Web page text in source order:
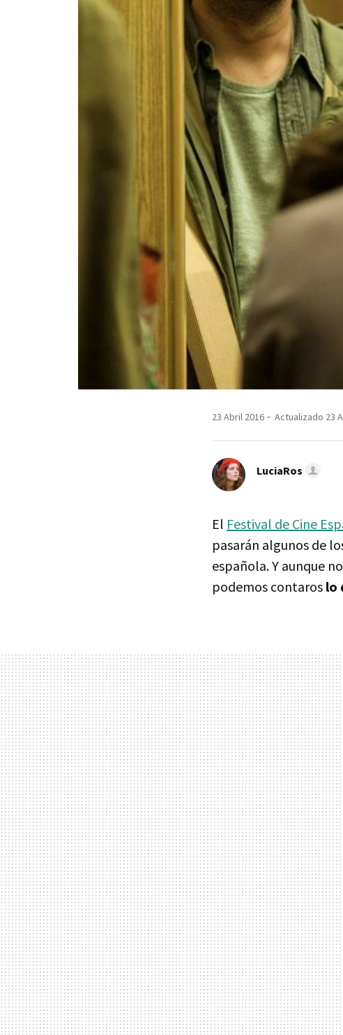
23 Abril 2016 Actualizado 23
LuciaRos
El Festival de Cine
pasarán algunos de
española. Y aunque
podemos contaros lo